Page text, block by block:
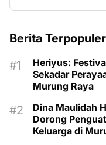
Berita Terpopuler
Heriyus:
Sekadar
Murung Raya
Dina Maulidah
Dorong
Keluarga di